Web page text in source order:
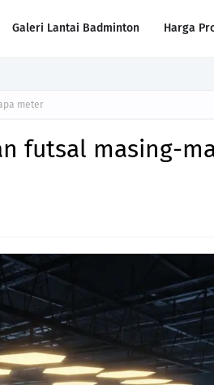
Galeri Lantai Badminton Harga
meter
futsal masing-